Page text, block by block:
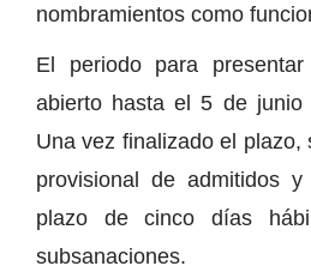
nombramientos como
El periodo para
abierto hasta el 5 de junio
Una vez finalizado el plazo,
provisional de admitidos
plazo de cinco días
subsanaciones.